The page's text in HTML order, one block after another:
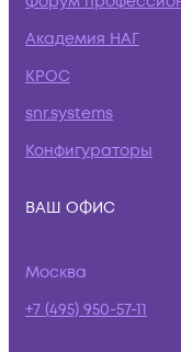
Академия НАГ
КРОС
snr.systems
Конфигураторы
ВАШ ОФИС
Москва
+7 (495) 950-57-11